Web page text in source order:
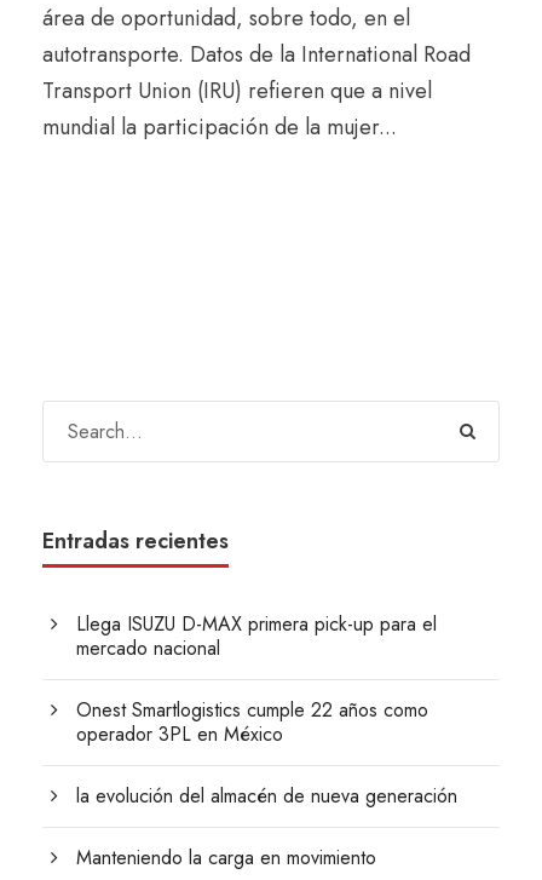
área de oportunidad, sobre todo, en el
autotransporte. Datos de la International Road
Transport Union (IRU) refieren que a nivel
mundial la participación de la mujer...
Entradas recientes
Llega ISUZU D-MAX primera pick-up para el
mercado nacional
Onest Smartlogistics cumple 22 años como
operador 3PL en México
la evolución del almacén de nueva generación
Manteniendo la carga en movimiento